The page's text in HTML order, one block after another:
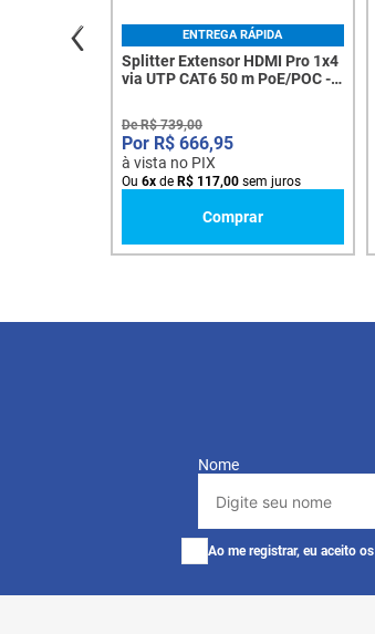
ENTREGA RÁPIDA
Splitter Extensor HDMI Pro 1x4
via UTP CAT6 50 m PoE/POC -
DeR$ 739,00
R$ 666,95
à vista no PIX
Ou 6x de R$ 117,00 sem juros
Comprar
Nome
Ao me registrar, eu aceito os